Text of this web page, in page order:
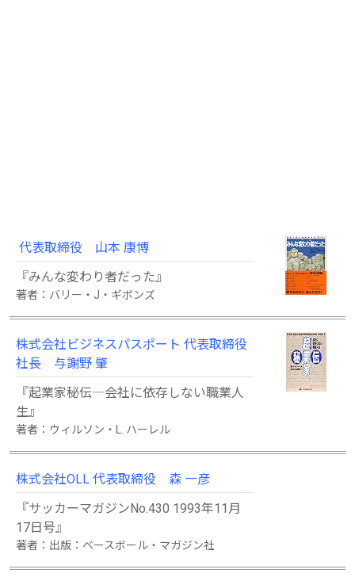
代表取締役 山本 康博
『みんな変わり者だった』
著者：バリー・J・ギボンズ
株式会社ビジネスパスポート 代表取締役
社長 与謝野 肇
『起業家秘伝―会社に依存しない職業人
生』
著者：ウィルソン・L. ハーレル
株式会社OLL 代表取締役 森 一彦
『サッカーマガジンNo.430 1993年11月
17日号』
著者：出版：ベースボール・マガジン社